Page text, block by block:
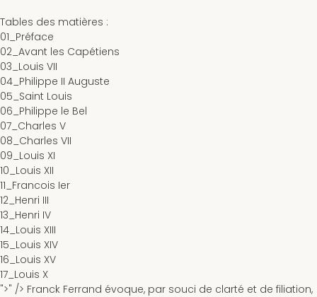
Tables des matières :
01_Préface
02_Avant les Capétiens
03_Louis VII
04_Philippe II Auguste
05_Saint Louis
06_Philippe le Bel
07_Charles V
08_Charles VII
09_Louis XI
10_Louis XII
11_Francois Ier
12_Henri III
13_Henri IV
14_Louis XIII
15_Louis XIV
16_Louis XV
17_Louis X
">" /> Franck Ferrand évoque, par souci de clarté et de filiation,